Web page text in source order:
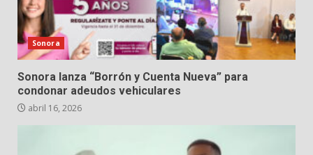
Sonora
Sonora lanza “Borrón y Cuenta Nueva” para
condonar adeudos vehiculares
abril 16, 2026